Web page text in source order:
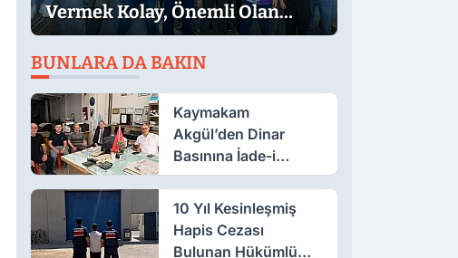
Vermek Kolay, Önemli Olan
Sözün Arkasında Durmak
BUNLARA DA BAKIN
Kaymakam
Akgül’den Dinar
Basınına İade-i
Ziyaret
10 Yıl Kesinleşmiş
Hapis Cezası
Bulunan Hükümlü